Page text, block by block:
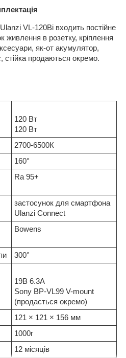
VL-120Bi входить постійне
живлення в розетку, кріплення
як-от акумулятор,
продаються окремо.
120 Вт
120 Вт
2700-6500К
160°
Ra 95+
застосунок для смартфона
Ulanzi Connect
Bowens
300°
19В 6.3А
Sony BP-VL99 V-mount
(продається окремо)
121 × 121 × 156 мм
1000г
12 місяців